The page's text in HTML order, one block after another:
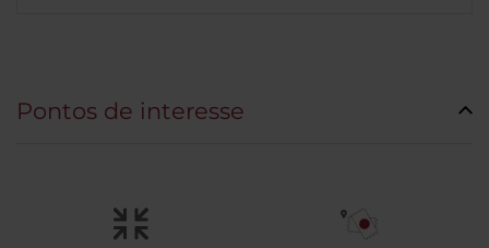
Pontos de interesse